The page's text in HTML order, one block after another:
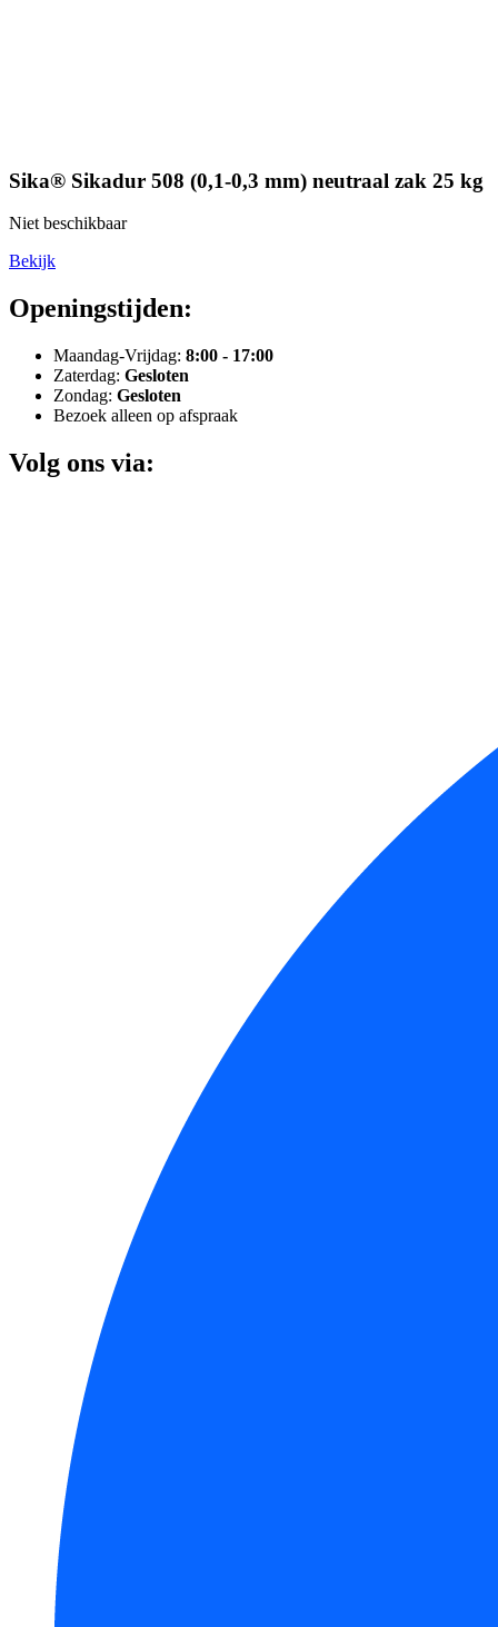
Sika® Sikadur 508 (0,1-0,3 mm) neutraal zak 25 kg
Niet beschikbaar
Bekijk
Openingstijden:
Maandag-Vrijdag: 8:00 - 17:00
Zaterdag: Gesloten
Zondag: Gesloten
Bezoek alleen op afspraak
Volg ons via: